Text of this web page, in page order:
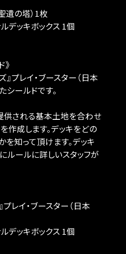
遺の塔）1枚
デッキボックス 1個
》
』プレイ・ブースター（日本
シールドです。
供される基本土地を合わせ
作成します。デッキをどの
を知って頂けます。デッキ
ルールに詳しいスタッフが
プレイ・ブースター（日本
デッキボックス 1個